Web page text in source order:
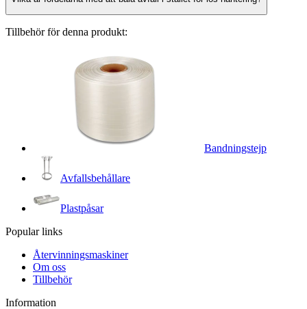
Tillbehör för denna produkt:
Bandningstejp
Avfallsbehållare
Plastpåsar
Popular links
Återvinningsmaskiner
Om oss
Tillbehör
Information